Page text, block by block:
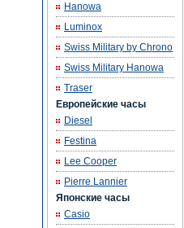
Hanowa
Luminox
Swiss Military by Chrono
Swiss Military Hanowa
Traser
Европейские часы
Diesel
Festina
Lee Cooper
Pierre Lannier
Японские часы
Casio